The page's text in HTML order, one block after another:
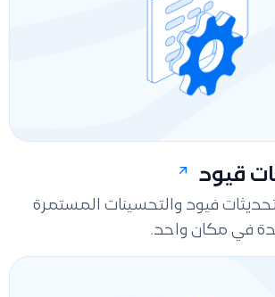
قيود
فيود والتحسينات المستمرة
في مكان واحد.